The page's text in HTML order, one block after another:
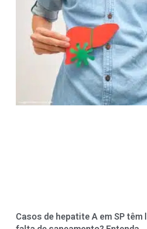
Casos de hepatite A em SP têm